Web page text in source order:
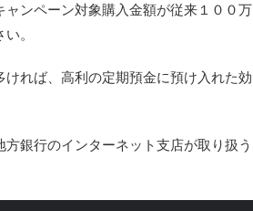
ンペーン対象購入金額が従来１００万
。
れば、高利の定期預金に預け入れた効
銀行のインターネット支店が取り扱う